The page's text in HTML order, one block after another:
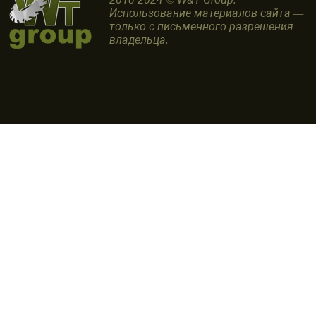
Использование материалов сайта —
только с письменного разрешения
владельца.